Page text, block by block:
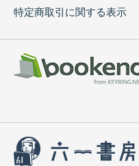
特定商取引に関する表示